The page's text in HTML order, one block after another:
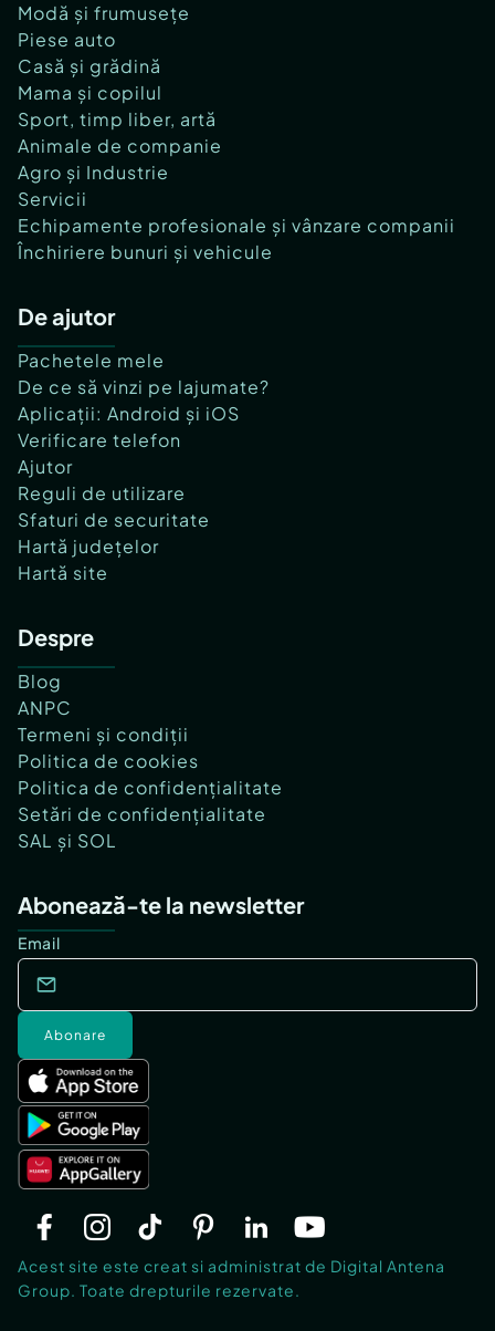
Modă și frumusețe
Piese auto
Casă și grădină
Mama și copilul
Sport, timp liber, artă
Animale de companie
Agro și Industrie
Servicii
Echipamente profesionale și vânzare companii
Închiriere bunuri și vehicule
De ajutor
Pachetele mele
De ce să vinzi pe lajumate?
Aplicații: Android și iOS
Verificare telefon
Ajutor
Reguli de utilizare
Sfaturi de securitate
Hartă județelor
Hartă site
Despre
Blog
ANPC
Termeni și condiții
Politica de cookies
Politica de confidențialitate
Setări de confidențialitate
SAL și SOL
Abonează-te la newsletter
Email
Abonare
Acest site este creat si administrat de Digital Antena
Group. Toate drepturile rezervate.